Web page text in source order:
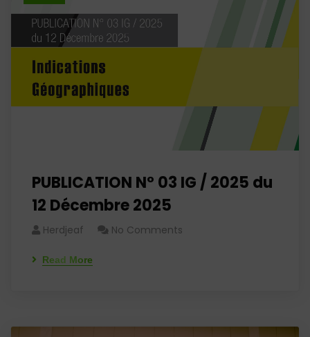
PUBLICATION N° 03 IG / 2025 du
12 Décembre 2025
Herdjeaf No Comments
Read More